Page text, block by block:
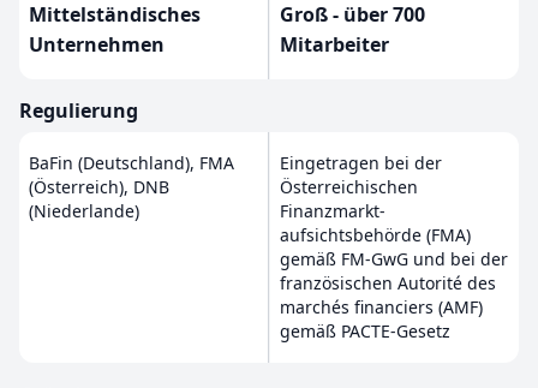
Mittelständisches
Unternehmen
Groß - über 700
Mitarbeiter
Regulierung
BaFin (Deutschland), FMA
(Österreich), DNB
(Niederlande)
Eingetragen bei der
Österreichischen
Finanzmarkt-
aufsichtsbehörde (FMA)
gemäß FM-GwG und bei der
französischen Autorité des
marchés financiers (AMF)
gemäß PACTE-Gesetz